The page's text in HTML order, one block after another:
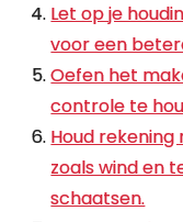
Let op je
voor een
Oefen het
controle te
Houd
zoals wind en
schaatsen.